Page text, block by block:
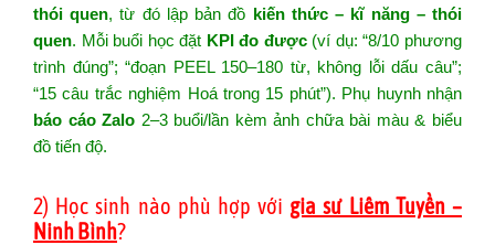
thói quen, từ đó lập bản đồ kiến thức – kĩ năng – thói
quen. Mỗi buổi học đặt KPI đo được(ví dụ: “8/10 phương
trình đúng”; “đoạn PEEL 150–180 từ, không lỗi dấu câu”;
“15 câu trắc nghiệm Hoá trong 15 phút”). Phụ huynh nhận
báo cáo Zalo 2–3 buổi/lần kèm ảnh chữa bài màu & biểu
đồ tiến độ.
2) Học sinh nào phù hợp với gia sư Liêm Tuyền –
Ninh Bình?